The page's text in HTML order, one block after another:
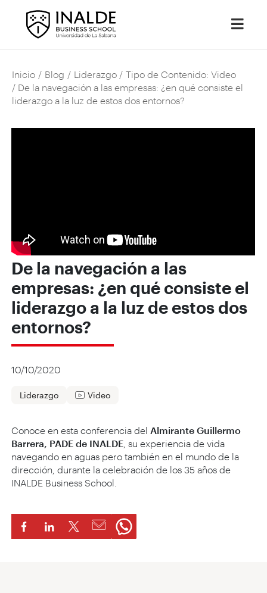
Inicio / Blog / Liderazgo / Tipo de Contenido: Video
/ De la navegación a las empresas: ¿en qué consiste el
liderazgo a la luz de estos dos entornos?
De la navegación a las
empresas: ¿en qué consiste el
liderazgo a la luz de estos dos
entornos?
10/10/2020
Liderazgo Video
Conoce en esta conferencia del Almirante Guillermo
Barrera, PADE de INALDE , su experiencia de vida
navegando en aguas pero también en el mundo de la
dirección, durante la celebración de los 35 años de
INALDE Business School.